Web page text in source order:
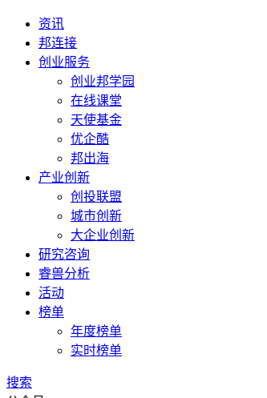
资讯
邦连接
创业服务
创业邦学园
在线课堂
天使基金
优企酷
邦出海
产业创新
创投联盟
城市创新
大企业创新
研究咨询
睿兽分析
活动
榜单
年度榜单
实时榜单
搜索